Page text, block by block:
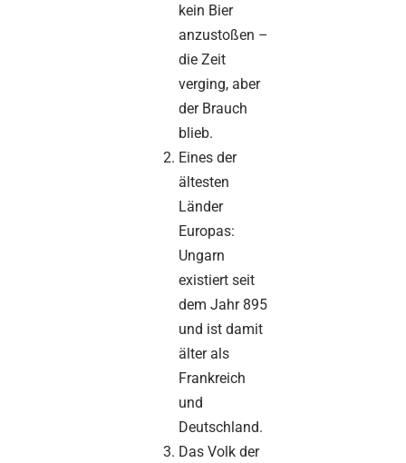
kein Bier
anzustoßen –
die Zeit
verging, aber
der Brauch
blieb.
Eines der
ältesten
Länder
Europas:
Ungarn
existiert seit
dem Jahr 895
und ist damit
älter als
Frankreich
und
Deutschland.
Das Volk der